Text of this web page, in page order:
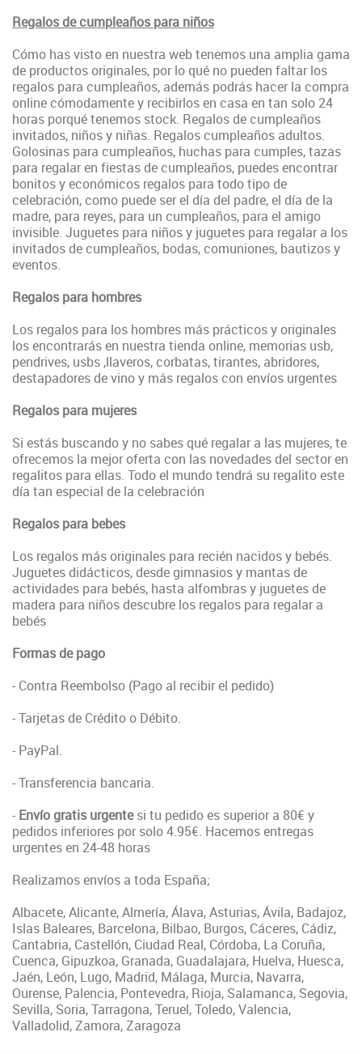
Regalos de cumpleaños para niños
Cómo has visto en nuestra web tenemos una amplia gama
de productos originales, por lo qué no pueden faltar los
regalos para cumpleaños, además podrás hacer la compra
online cómodamente y recibirlos en casa en tan solo 24
horas porqué tenemos stock. Regalos de cumpleaños
invitados, niños y niñas. Regalos cumpleaños adultos.
Golosinas para cumpleaños, huchas para cumples, tazas
para regalar en fiestas de cumpleaños, puedesencontrar
bonitos y económicos regalos para todo tipo de
celebración, como puede ser el día del padre, el día de la
madre, para reyes, para un cumpleaños, para el amigo
invisible. Juguetes para niños y juguetes para regalar a los
invitados de cumpleaños, bodas, comuniones, bautizos y
eventos.
Regalos para hombres
Los regalos para los hombres más prácticos y originales
los encontrarás en nuestra tienda online, memorias usb,
pendrives, usbs ,llaveros, corbatas, tirantes, abridores,
destapadores de vino y más regalos con envíos urgentes
Regalos para mujeres
Si estás buscando y no sabes qué regalar a las mujeres, te
ofrecemos la mejor oferta con las novedades del sector en
regalitos para ellas. Todo el mundo tendrá su regalito este
día tan especial de la celebración
Regalos para bebes
Los regalos más originales para recién nacidos y bebés.
Juguetes didácticos, desde gimnasios y mantas de
actividades para bebés, hasta alfombras y juguetes de
madera para niños descubre los regalos para regalar a
bebés
Formas de pago
- Contra Reembolso (Pago al recibir el pedido)
- Tarjetas de Crédito o Débito.
- PayPal.
- Transferencia bancaria.
- Envío gratis urgentesi tu pedido es superior a 80€ y
pedidos inferiores por solo 4.95€. Hacemos entregas
urgentes en 24-48 horas
Realizamos envíos a toda España;
Albacete, Alicante, Almería, Álava, Asturias, Ávila, Badajoz,
Islas Baleares, Barcelona, Bilbao, Burgos, Cáceres, Cádiz,
Cantabria, Castellón, Ciudad Real, Córdoba, La Coruña,
Cuenca, Gipuzkoa, Granada, Guadalajara, Huelva, Huesca,
Jaén, León, Lugo, Madrid, Málaga, Murcia, Navarra,
Ourense, Palencia, Pontevedra, Rioja, Salamanca, Segovia,
Sevilla, Soria, Tarragona, Teruel, Toledo, Valencia,
Valladolid, Zamora, Zaragoza